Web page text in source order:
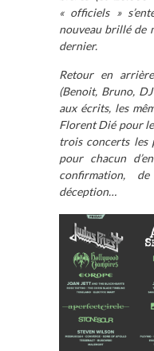
« officiels »
nouveau brillé de
dernier.
Retour en
(Benoit, Bruno,
aux écrits, les
Florent Dié pour
trois concerts les
pour chacun
confirmation,
déception…